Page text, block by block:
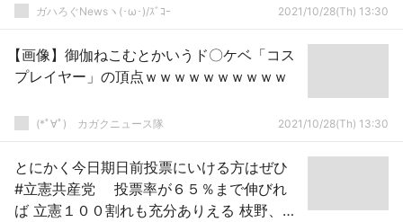
ガハろぐNewsヽ(･ω･)/ｽﾞｺｰ 2021/10/28(Th) 13:30
【画像】御伽ねこむとかいうド〇ケベ「コス
プレイヤー」の頂点ｗｗｗｗｗｗｗｗｗｗ
(*ﾟ∀ﾟ)ゞカガクニュース隊 2021/10/28(Th) 13:30
とにかく今日期日前投票にいける方はぜひ
#立憲共産党 投票率が６５％まで伸びれ
ば 立憲１００割れも充分ありえる 枝野、安